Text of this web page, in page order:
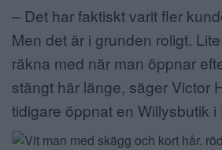
– Det har faktiskt varit fler
Men det är i grunden roligt.
räkna med när man öppnar
stängt här länge, säger Victor
tidigare öppnat en Willysbutik